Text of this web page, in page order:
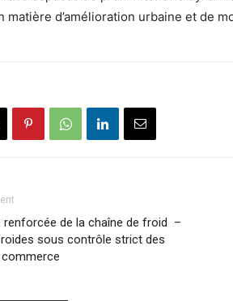
matière d’amélioration urbaine et de
renforcée de la chaîne de froid –
sous contrôle strict des